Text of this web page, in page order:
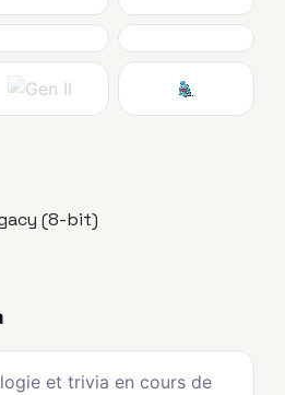
(8-bit)
et trivia en cours de